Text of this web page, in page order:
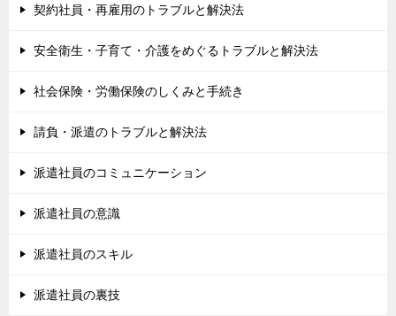
契約社員・再雇用のトラブルと解決法
安全衛生・子育て・介護をめぐるトラブルと解決法
社会保険・労働保険のしくみと手続き
請負・派遣のトラブルと解決法
派遣社員のコミュニケーション
派遣社員の意識
派遣社員のスキル
派遣社員の裏技